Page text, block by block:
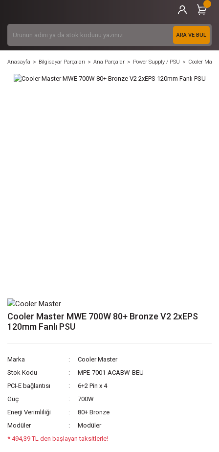
ARA VE BUL
Anasayfa Bilgisayar Parçaları Ana Parçalar Power Supply / PSU Cooler
Cooler Master MWE 700W 80+ Bronze V2 2xEPS
120mm Fanlı PSU
Marka
Cooler Master
Stok Kodu
MPE-7001-ACABW-BEU
PCI-E bağlantısı
6+2 Pin x 4
Güç
700W
Enerji Verimliliği
80+ Bronze
Modüler
Modüler
* 494,39 TL den başlayan taksitlerle!